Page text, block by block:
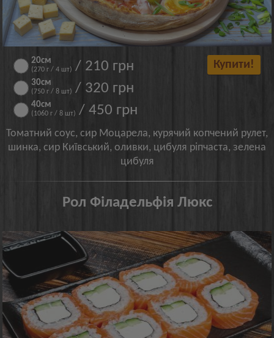
20см
(270 г / 4 шт) / 210 грн
30cм
(750 г / 8 шт) / 320 грн
40см
(1060 г / 8 шт) / 450 грн
Купити!
Томатний соус, сир Моцарела, курячий копчений рулет,
шинка, сир Київський, оливки, цибуля ріпчаста, зелена
цибуля
Рол Філадельфія Люкс